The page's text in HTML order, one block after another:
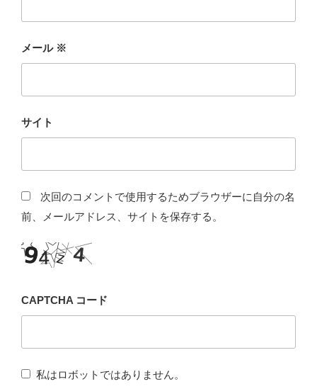
メール ※
サイト
次回のコメントで使用するためブラウザーに自分の名
前、メールアドレス、サイトを保存する。
CAPTCHA コード
私はロボットではありません。